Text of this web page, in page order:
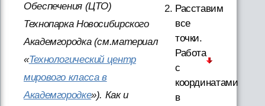
Обеспечения (ЦТО)
Технопарка Новосибирского
Академгородка (см.материал
«Технологический центр
мирового класса в
Академгородке»). Как и
Расставим
все
точки.
Работа
с
координатами
в